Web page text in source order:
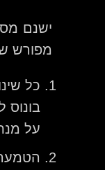
ישנם
מפורש
כל
על